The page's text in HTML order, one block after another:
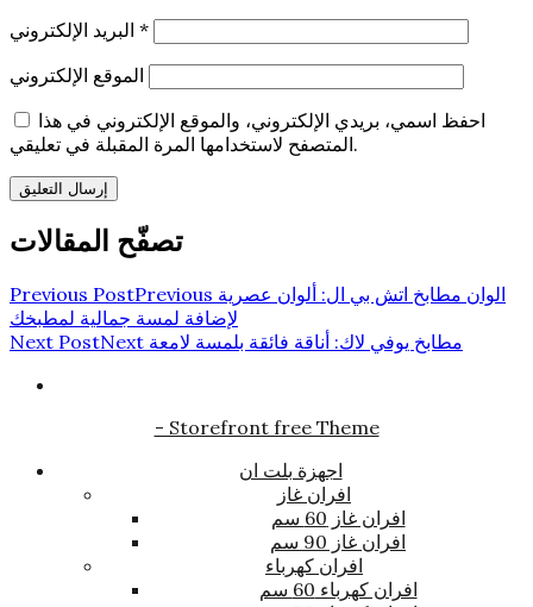
*
الموقع الإلكتروني
احفظ اسمي، بريدي الإلكتروني، والموقع الإلكتروني في هذا
المتصفح لاستخدامها المرة المقبلة في تعليقي.
تصفّح المقالات
Previous PostPrevious الوان مطابخ اتش بي ال: ألوان عصرية
لإضافة لمسة جمالية لمطبخك
Next PostNext مطابخ يوفي لاك: أناقة فائقة بلمسة لامعة
- Storefront free Theme
اجهزة بلت ان
افران غاز
افران غاز 60 سم
افران غاز 90 سم
افران كهرباء
افران كهرباء 60 سم